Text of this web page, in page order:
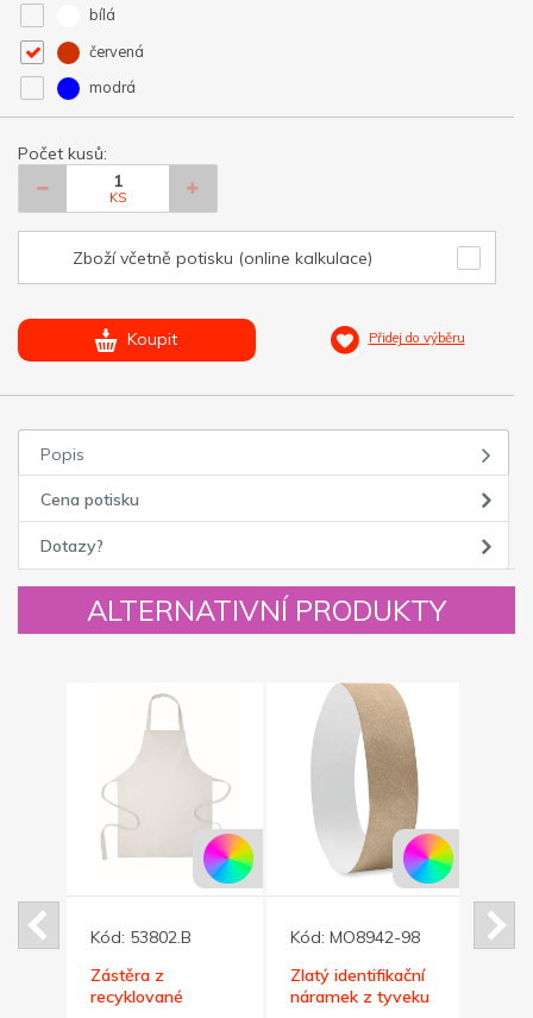
bílá
červená
modrá
Počet kusů:
KS
Zboží včetně potisku (online kalkulace)
Koupit Přidej do výběru
Popis
Cena potisku
Dotazy?
ALTERNATIVNÍ PRODUKTY
Kód: 53802.B
Zástěra z
recyklované
Kód: MO8942-98
Zlatý identifikační
náramek z tyveku
Kód: